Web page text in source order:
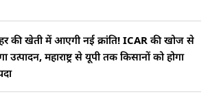
की खेती में आएगी नई क्रांति! ICAR की खोज से
उत्पादन, महाराष्ट्र से यूपी तक किसानों को होगा